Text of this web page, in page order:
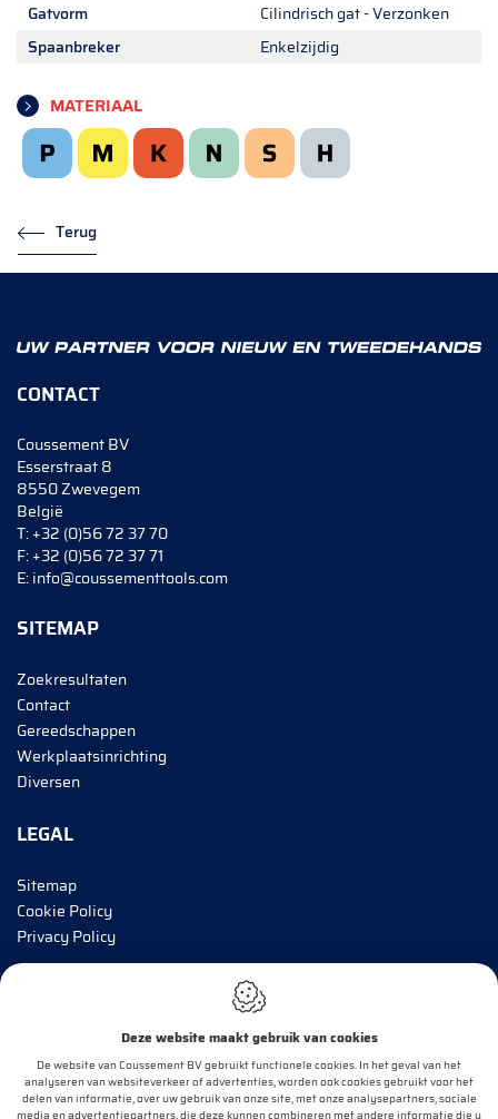
Gatvorm
Cilindrisch gat - Verzonken
Spaanbreker
Enkelzijdig
MATERIAAL
Terug
CONTACT
Coussement BV
Esserstraat 8
8550 Zwevegem
België
T:+32 (0)56 72 37 70
F:+32 (0)56 72 37 71
E:info@coussementtools.com
SITEMAP
Zoekresultaten
Contact
Gereedschappen
Werkplaatsinrichting
Diversen
LEGAL
Sitemap
Cookie Policy
Privacy Policy
BRENG MIJ OP DE HOOGTE!
E-mail*
Deze website maakt gebruik van cookies
De website van Coussement BV gebruikt functionele cookies. In het geval van het
analyseren van websiteverkeer of advertenties, worden ook cookies gebruikt voor het
delen van informatie, over uw gebruik van onze site, met onze analysepartners, sociale
media en advertentiepartners, die deze kunnen combineren met andere informatie die u